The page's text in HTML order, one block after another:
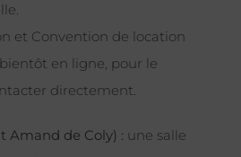
et Convention de location
en ligne, pour le
directement.
Amand de Coly) : une salle